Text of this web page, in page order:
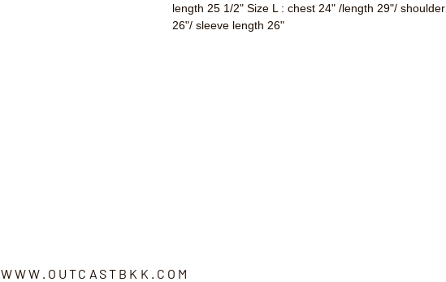
length 25 1/2" Size L : chest 24" /length 29"/ shoulder
26"/ sleeve length 26"
WWW.OUTCASTBKK.COM